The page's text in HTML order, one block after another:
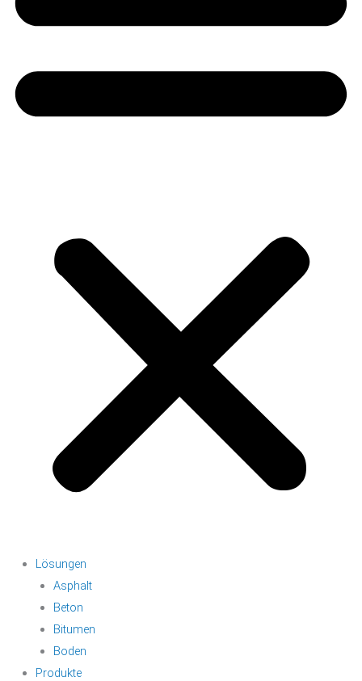
Lösungen
Asphalt
Beton
Bitumen
Boden
Produkte